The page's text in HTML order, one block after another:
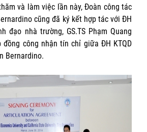
và làm việc lần này, Đoàn công tác
cũng đã ký kết hợp tác với ĐH
đạo nhà trường, GS.TS Phạm Quang
đồng công nhận tín chỉ giữa ĐH KTQD
Bernardino.